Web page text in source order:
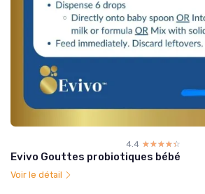
4.4 ☆☆☆☆☆
★★★★★
Evivo Gouttes probiotiques bébé
Voir le détail